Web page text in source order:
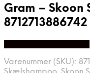
Gram – Skoon
8712713886742
Varenummer (SKU):